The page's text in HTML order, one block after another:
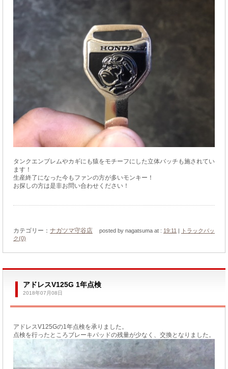
タンクエンブレムやカギにも猿をモチーフにした立体バッチも施されてい
ます！
生産終了になった今もファンの方が多いモンキー！
お探しの方は是非お問い合わせください！
カテゴリー： ナガツマ守谷店 posted by nagatsuma at : 19:11 |
トラックバッ
ク(0)
アドレスV125G 1年点検
2018年07月08日
アドレスV125Gの1年点検を承りました。
点検を行ったところブレーキパッドの残量が少なく、交換となりました。